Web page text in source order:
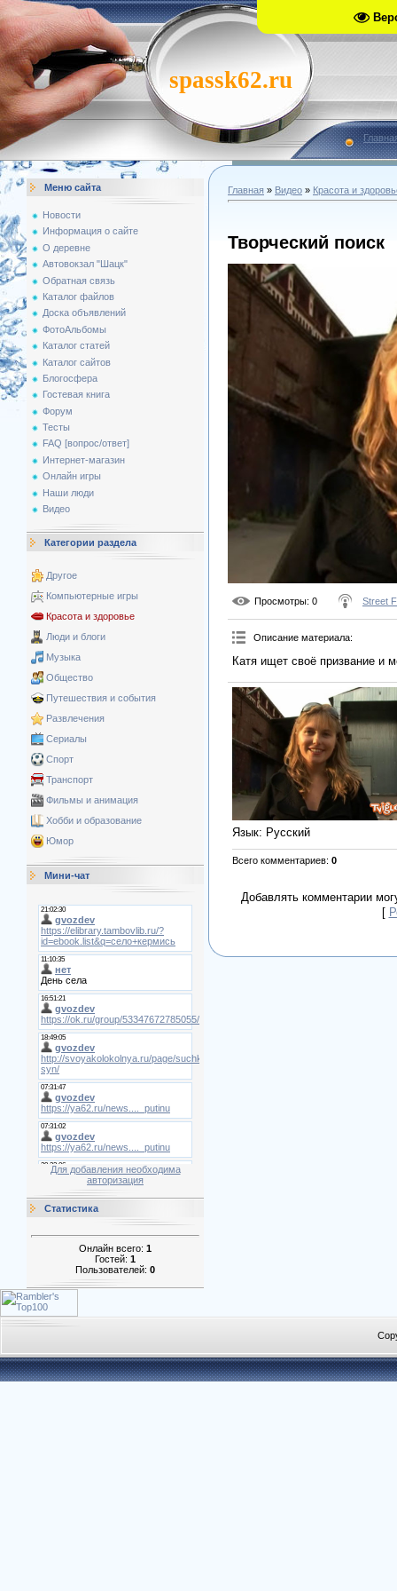
spassk62.ru
Меню сайта
Новости
Информация о сайте
О деревне
Автовокзал "Шацк"
Обратная связь
Каталог файлов
Доска объявлений
ФотоАльбомы
Каталог статей
Каталог сайтов
Блогосфера
Гостевая книга
Форум
Тесты
FAQ [вопрос/ответ]
Интернет-магазин
Онлайн игры
Наши люди
Видео
Категории раздела
Другое
Компьютерные игры
Красота и здоровье
Люди и блоги
Музыка
Общество
Путешествия и события
Развлечения
Сериалы
Спорт
Транспорт
Фильмы и анимация
Хобби и образование
Юмор
Мини-чат
Для добавления необходима
авторизация
Статистика
Онлайн всего: 1
Гостей: 1
Пользователей: 0
Главная » Видео » Красота и
Творческий поиск
Просмотры: 0 Street
Описание материала:
Катя ищет своё призвание и
Язык: Русский
Всего комментариев: 0
Добавлять комментарии
[